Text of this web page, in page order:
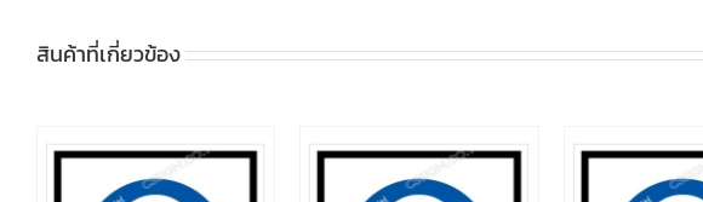
สินค้าที่เกี่ยวข้อง